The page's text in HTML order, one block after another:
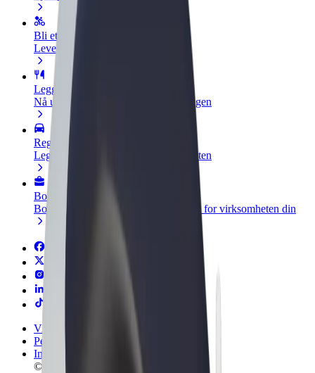
Bli et leveringsbud
Lever mat og få betalt ukentlig
Legg til en restaurant eller butikk
Nå ut til flere kunder og øk inntjeningen
Registrer deg som flåteeier
Legg til flåten din i Bolt og øk inntekten
Bolt for Business
Bolt-produkter og tjenester oppskalert for virksomheten din
Vilkår og betingelser
Personvern
Informasjonskapsler
© 2026 Bolt Technology OÜ